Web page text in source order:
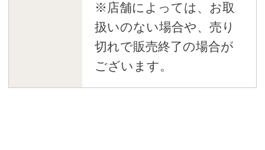
※店舗によっては、お取
扱いのない場合や、売り
切れで販売終了の場合が
ございます。